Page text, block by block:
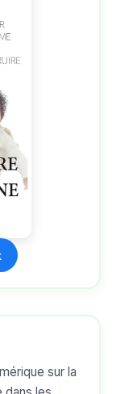
sur la